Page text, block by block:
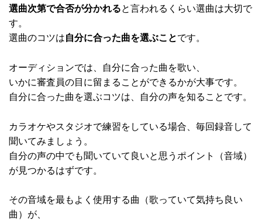
選曲次第で合否が分かれると言われるくらい選曲は大切で
す。
選曲のコツは自分に合った曲を選ぶことです。
オーディションでは、自分に合った曲を歌い、
いかに審査員の目に留まることができるかが大事です。
自分に合った曲を選ぶコツは、自分の声を知ることです。
カラオケやスタジオで練習をしている場合、毎回録音して
聞いてみましょう。
自分の声の中でも聞いていて良いと思うポイント（音域）
が見つかるはずです。
その音域を最もよく使用する曲（歌っていて気持ち良い
曲）が、